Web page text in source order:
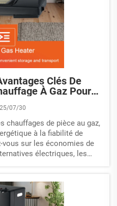
Clés De
À Gaz Pour
?
07/30
chauffages de pièce au gaz,
à la fiabilité de
sur les économies de
électriques, les